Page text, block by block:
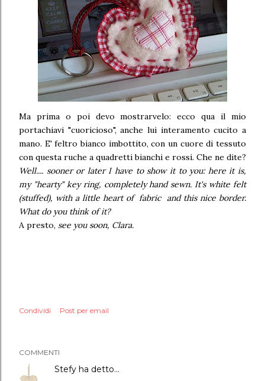
Ma prima o poi devo mostrarvelo: ecco qua il mio
portachiavi "cuoricioso", anche lui interamento cucito a
mano. E' feltro bianco imbottito, con un cuore di tessuto
con questa ruche a quadretti bianchi e rossi. Che ne dite?
Well.... sooner or later I have to show it to you: here it is,
my "hearty" key ring, completely hand sewn. It's white felt
(stuffed), with a little heart of fabric and this nice border.
What do you think of it?
A presto, see you soon, Clara.
Condividi Post per email
COMMENTI
Stefy ha detto…